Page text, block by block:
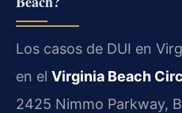
Los casos de DUI en
en el Virginia Beach
2425 Nimmo Parkway,